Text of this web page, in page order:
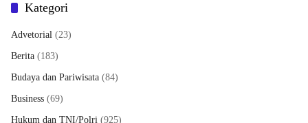
Kategori
Advetorial (23)
Berita (183)
Budaya dan Pariwisata (84)
Business (69)
Hukum dan TNI/Polri (925)